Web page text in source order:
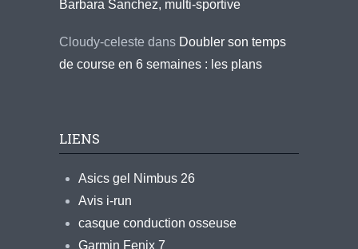
Barbara Sanchez, multi-sportive
Cloudy-celeste dans Doubler son temps
de course en 6 semaines : les plans
LIENS
Asics gel Nimbus 26
Avis i-run
casque conduction osseuse
Garmin Fenix 7